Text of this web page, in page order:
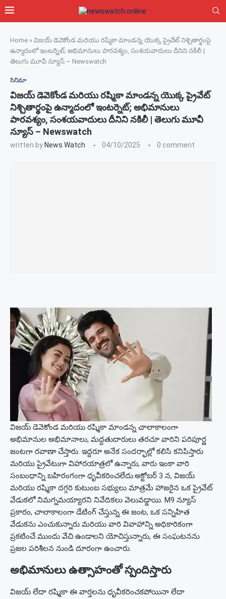
Home » విజయ్ డెవెకోండ మరియు రష్మికా మాండన్న యొక్క ప్రైవేట్ నిశ్చితార్థంపై
ఉన్మాదంలో ఇంటర్నెట్; అభిమానులు పారవశ్యం, సంశయవాదులు దీనిని నకిలీ |
తెలుగు మూవీ న్యూస్ – Newswatch
సినిమా
విజయ్ డెవెకోండ మరియు రష్మికా మాండన్న యొక్క ప్రైవేట్
నిశ్చితార్థంపై ఉన్మాదంలో ఇంటర్నెట్; అభిమానులు
పారవశ్యం, సంశయవాదులు దీనిని నకిలీ | తెలుగు మూవీ
న్యూస్ – Newswatch
written by News Watch 04/10/2025 0 comment
విజయ్ డెవెకోండ మరియు రష్మికా మాండన్న చాలాకాలంగా
అభిమానుల అభిమానాలు, మద్దతుదారులు తరచూ వారిని పరిపూర్ణ
జంటగా రవాణా చేస్తారు. ఇద్దరూ అనేక సందర్భాల్లో కలిసి కనిపిస్తారు
మరియు ప్రైవేటుగా విహారయాత్రలో ఉన్నారు, వారు ఇంకా వారి
సంబంధాన్ని బహిరంగంగా ధృవీకరించలేదు.అక్టోబర్ 3 న, విజయ్
మరియు రష్మికా దగ్గరి కుటుంబ సభ్యులు మాత్రమే హాజరైన ఒక ప్రైవేట్
వేడుకలో నిమగ్నమయ్యారని నివేదికలు వెలువడ్డాయి. M9 న్యూస్
ప్రకారం, చాలాకాలంగా డేటింగ్ చేస్తున్న ఈ జంట, ఒక సన్నిహిత
వేడుకను ఎంచుకున్నారు మరియు వారి వివాహాన్ని అధికారికంగా
ప్రకటించే ముందు వేచి ఉండాలని యోచిస్తున్నారు, ఈ సంఘటనను
ప్రజల పరిశీలన నుండి దూరంగా ఉంచారు.
అభిమానులు ఉత్సాహంతో స్పందిస్తారు
విజయ్ లేదా రష్మికా ఈ వార్తలను ధృవీకరించకపోయినా లేదా